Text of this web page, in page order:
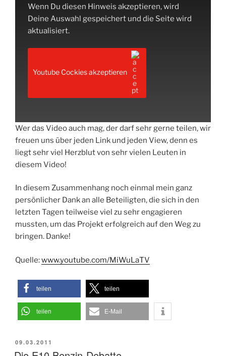
Wenn Du diesen Hinweis akzeptieren, wird
Deine Auswahl gespeichert und die Seite wird
aktualisiert.
Youtube Cockies akzeptieren
Wer das Video auch mag, der darf sehr gerne teilen, wir
freuen uns über jeden Link und jeden View, denn es
liegt sehr viel Herzblut von sehr vielen Leuten in
diesem Video!
In diesem Zusammenhang noch einmal mein ganz
persönlicher Dank an alle Beteiligten, die sich in den
letzten Tagen teilweise viel zu sehr engagieren
mussten, um das Projekt erfolgreich auf den Weg zu
bringen. Danke!
Quelle:www.youtube.com/MiWuLaTV
teilen teilen
teilen E-Mail
VERÖFFENTLICHT
AM
09.03.2011